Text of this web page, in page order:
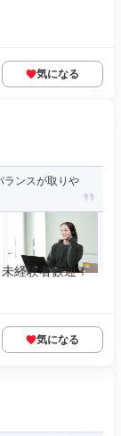
気になる
ランスが取りや
経験者歓迎！
気になる